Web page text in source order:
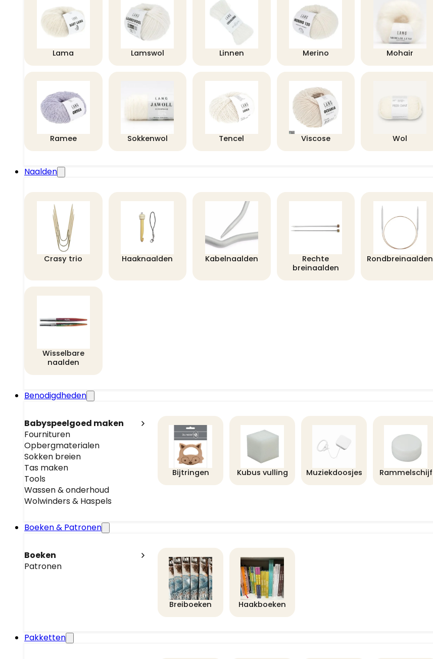
Lama Lamswol Linnen Merino Mohair
Ramee Sokkenwol Tencel Viscose Wol
Naalden
Crasy trio Haaknaalden Kabelnaalden
Rechte
breinaalden
Rondbreinaalden
Wisselbare
naalden
Benodigdheden
Babyspeelgoed maken
Fournituren
Opbergmaterialen
Sokken breien
Tas maken
Tools
Wassen & onderhoud
Wolwinders & Haspels
Bijtringen Kubus vulling Muziekdoosjes Rammelschijf
Boeken & Patronen
Boeken
Patronen
Breiboeken Haakboeken
Pakketten